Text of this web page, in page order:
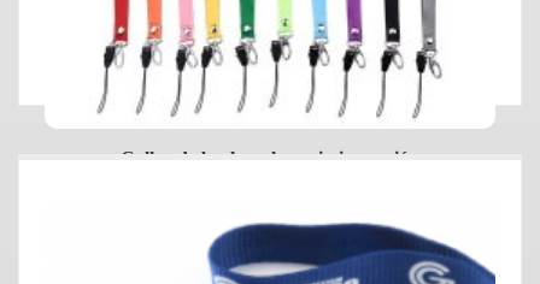
Collar de borlon plano sin impresión